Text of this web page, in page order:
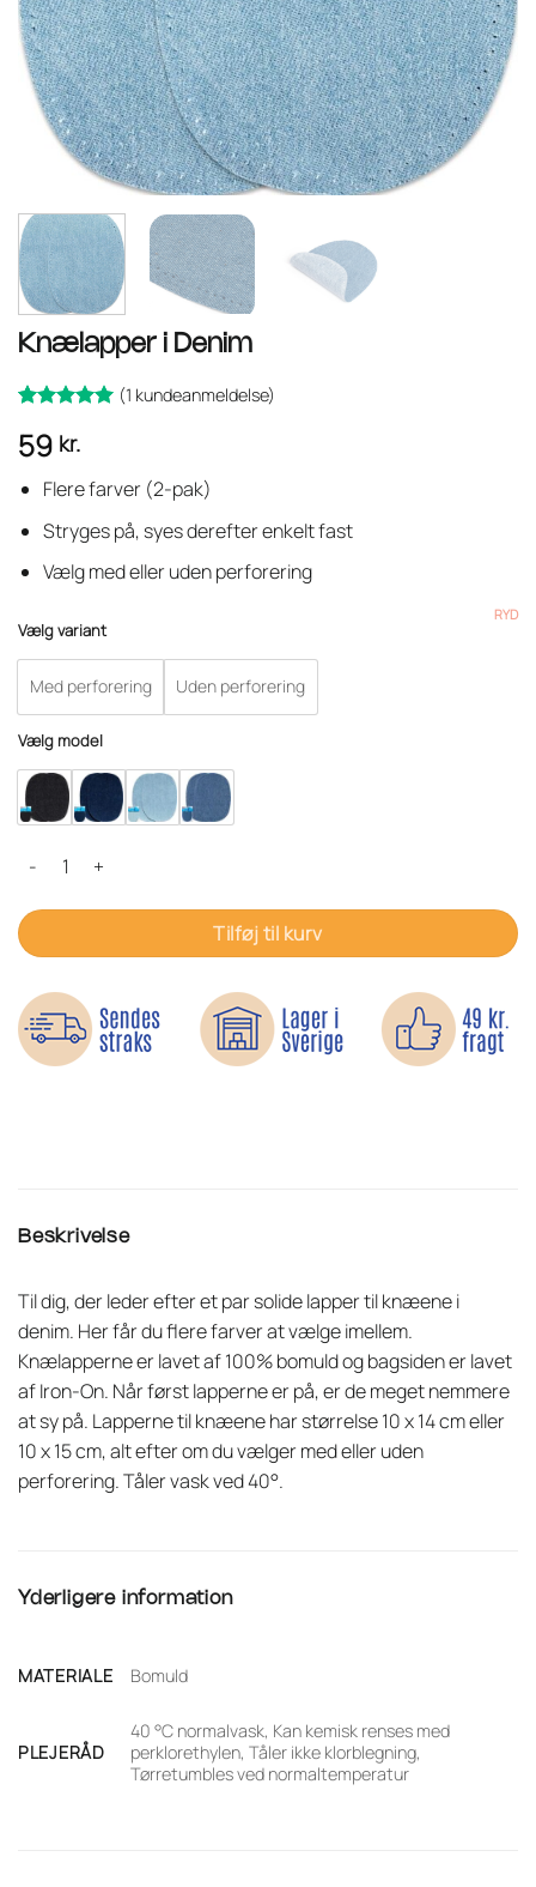
Knælapper i Denim
som 5ud
på
kundebedømmelse
(1 kundeanmeldelse)
59 kr.
Flere farver (2-pak)
Stryges på, syes derefter enkelt fast
Vælg med eller uden perforering
Vælg variant
Med perforering Uden perforering
Vælg model
RYD
Knælapper i Denim antal
Tilføj til kurv
Beskrivelse
Til dig, der leder efter et par solide lapper til knæene i
denim. Her får du flere farver at vælge imellem.
Knælapperne er lavet af 100% bomuld og bagsiden er lavet
af Iron-On. Når først lapperne er på, er de meget nemmere
at sy på. Lapperne til knæene har størrelse 10 x 14 cm eller
10 x 15 cm, alt efter om du vælger med eller uden
perforering. Tåler vask ved 40°.
Yderligere information
MATERIALE Bomuld
PLEJERÅD
40 °C normalvask, Kan kemisk renses med
perklorethylen, Tåler ikke klorblegning,
Tørretumbles ved normaltemperatur